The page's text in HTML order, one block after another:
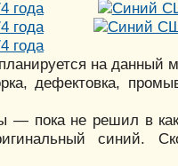
на данный
дефектовка,
— пока не решил в
синий.